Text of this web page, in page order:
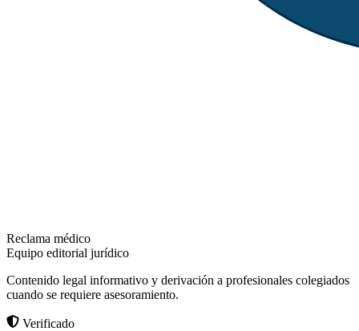
Reclama médico
Equipo editorial jurídico
Contenido legal informativo y derivación a profesionales colegiados
cuando se requiere asesoramiento.
Verificado